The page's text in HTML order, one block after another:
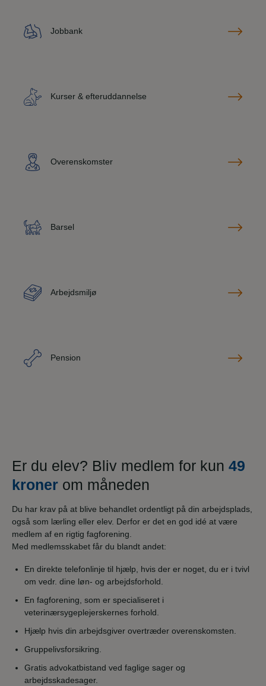
Jobbank
Kurser & efteruddannelse
Overenskomster
Barsel
Arbejdsmiljø
Pension
Er du elev? Bliv medlem for kun 49
kroner om måneden
Du har krav på at blive behandlet ordentligt på din arbejdsplads,
også som lærling eller elev. Derfor er det en god idé at være
medlem af en rigtig fagforening.
Med medlemsskabet får du blandt andet:
En direkte telefonlinje til hjælp, hvis der er noget, du er i tvivl
om vedr. dine løn- og arbejdsforhold.
En fagforening, som er specialiseret i
veterinærsygeplejerskernes forhold.
Hjælp hvis din arbejdsgiver overtræder overenskomsten.
Gruppelivsforsikring.
Gratis advokatbistand ved faglige sager og
arbejdsskadesager.